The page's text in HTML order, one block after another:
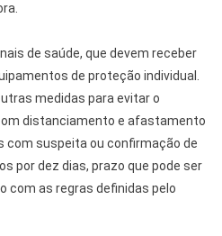
de saúde, que devem receber
de proteção individual.
medidas para evitar o
distanciamento e afastamento
com suspeita ou confirmação de
por dez dias, prazo que pode ser
com as regras definidas pelo